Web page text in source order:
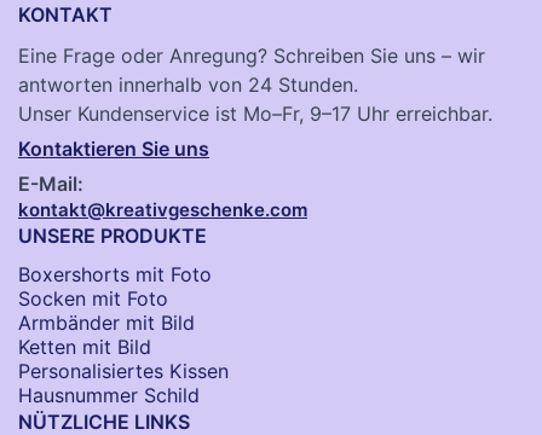
KONTAKT
Eine Frage oder Anregung? Schreiben Sie uns – wir
antworten innerhalb von 24 Stunden.
Unser Kundenservice ist Mo–Fr, 9–17 Uhr erreichbar.
Kontaktieren Sie uns
E-Mail:
kontakt@kreativgeschenke.com
UNSERE PRODUKTE
Boxershorts mit Foto
Socken​ mit Foto
Armbänder mit Bild​
Ketten mit Bild
Personalisiertes Kissen
Hausnummer Schild
NÜTZLICHE LINKS